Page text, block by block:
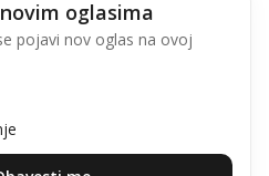
oglasima
pojavi nov oglas na ovoj